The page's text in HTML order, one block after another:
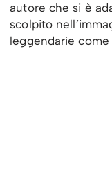
autore che si è
scolpito
leggendarie come